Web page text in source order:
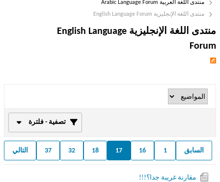
منتدى اللغة العربية Arabic Language Forum
منتدى اللغة الإنجليزية English Language Forum
منتدى اللغة الإنجليزية English Language
Forum
تصفية - فلترة
السابق 1
16
17
18
32
37 التالي
مقارنة غريبة جدا؟!!!